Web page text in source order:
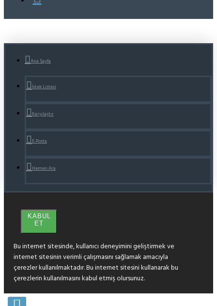
Ana Sayfa
İstek Listesi
Karşılaştır
E-Posta
Hemen Ara
KABUL
ET
Bu internet sitesinde, kullanıcı deneyimini geliştirmek ve
internet sitesinin verimli çalışmasını sağlamak amacıyla
çerezler kullanılmaktadır. Bu internet sitesini kullanarak bu
çerezlerin kullanılmasını kabul etmiş olursunuz.